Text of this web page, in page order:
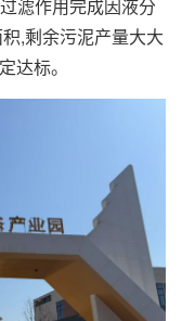
滤作用完成因液分
,剩余污泥产量大大
达标。